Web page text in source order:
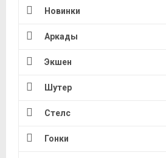
Новинки
Аркады
Экшен
Шутер
Стелс
Гонки